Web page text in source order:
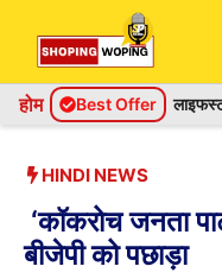
content
होम Best Offer
HINDI NEWS
‘कॉकरोच जनता
बीजेपी को पछाड़ा